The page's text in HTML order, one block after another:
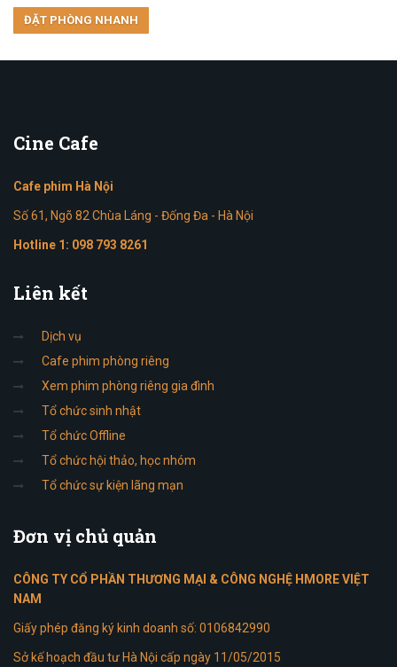
Cine Cafe
Cafe phim Hà Nội
Số 61, Ngõ 82 Chùa Láng - Đống Đa - Hà Nội
Hotline 1: 098 793 8261
Liên kết
Dịch vụ
Cafe phim phòng riêng
Xem phim phòng riêng gia đình
Tổ chức sinh nhật
Tổ chức Offline
Tổ chức hội thảo, học nhóm
Tổ chức sự kiện lãng mạn
Đơn vị chủ quản
CÔNG TY CỔ PHẦN THƯƠNG MẠI & CÔNG NGHỆ HMORE VIỆT
NAM
Giấy phép đăng ký kinh doanh số: 0106842990
Sở kế hoạch đầu tư Hà Nội cấp ngày 11/05/2015